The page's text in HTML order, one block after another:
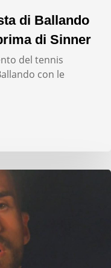
di Ballando
di Sinner
del tennis
con le